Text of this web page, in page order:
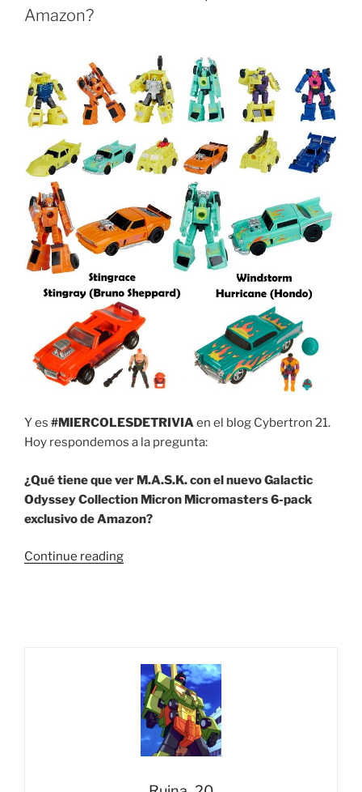
Amazon?
Y es #MIERCOLESDETRIVIAen el blog Cybertron 21.
Hoy respondemos a la pregunta:
¿Qué tiene que ver M.A.S.K. con el nuevo Galactic
Odyssey Collection Micron Micromasters 6-pack
exclusivo de Amazon?
Continue reading“Trivia
M.A.S.K.
con
nuevo
Galactic
Collection